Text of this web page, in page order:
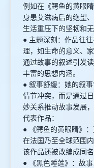
例如在《鳄鱼的黄眼
身患艾滋病后的绝望
生活重压下的坚韧和
● 主题深刻：作品往
理，如生命的意义、
通过故事的叙述引发
丰富的思想内涵。
● 叙事舒缓：她的叙
情节冲突，而是通过
妙关系推动故事发展
代表作品：
● 《鳄鱼的黄眼睛》
在法国乃至全球范围
该作品还被改编成同
● 《黑色睡莲》：故